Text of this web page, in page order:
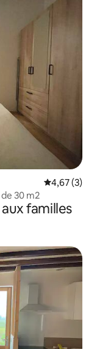
Note
4,67 (3)
30 m2
familles
aimés